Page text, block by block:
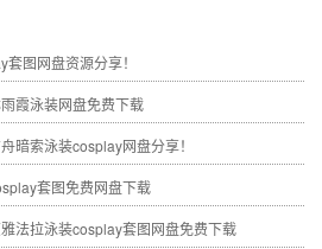
图网盘资源分享！
霞泳装网盘免费下载
暗索泳装cosplay网盘分享！
套图免费网盘下载
法拉泳装cosplay套图网盘免费下载